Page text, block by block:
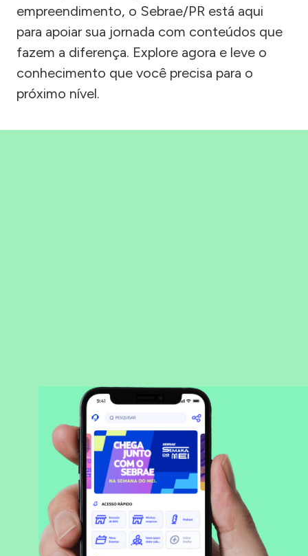
empreendimento, o Sebrae/PR está aqui
para apoiar sua jornada com conteúdos que
fazem a diferença. Explore agora e leve o
conhecimento que você precisa para o
próximo nível.